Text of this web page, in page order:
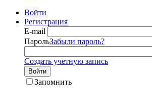
Войти
Регистрация
E-mail
ПарольЗабыли пароль?
Создать учетную запись
Войти
Запомнить